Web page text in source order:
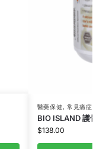
醫藥保健, 常見痛症
BIO ISLAND 護
$138.00